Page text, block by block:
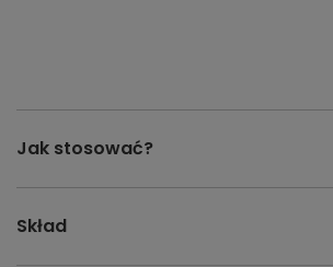
Jak stosować?
Skład